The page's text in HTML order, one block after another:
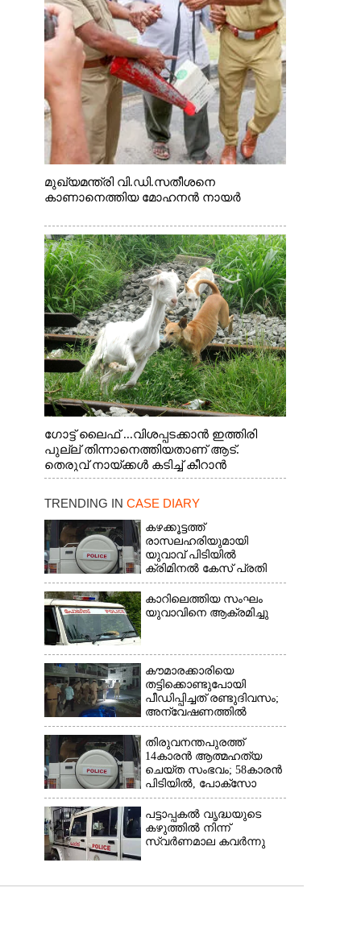
മുഖ്യമന്ത്രി വി.ഡി.സതീശനെ
കാണാനെത്തിയ മോഹനൻ നായർ
ഗോട്ട് ലൈഫ് ...വിശപ്പടക്കാൻ ഇത്തിരി
പുല്ല് തിന്നാനെത്തിയതാണ് ആട്.
തെരുവ് നായ്ക്കൾ കടിച്ച് കീറാൻ
വന്നതോടെ വയറിന്റെ ആന്തൽ മറന്ന്
വാത്തുരുത്തിയിൽ നിന്നുള്ള കാഴ്ച
TRENDING IN CASE DIARY
കഴക്കൂട്ടത്ത്
രാസലഹരിയുമായി
യുവാവ് പിടിയിൽ
ക്രിമിനൽ കേസ് പ്രതി
ഓടി രക്ഷപ്പെട്ടു
കാറിലെത്തിയ സംഘം
യുവാവിനെ ആക്രമിച്ചു
കൗമാരക്കാരിയെ
തട്ടിക്കൊണ്ടുപോയി
പീഡിപ്പിച്ചത് രണ്ടുദിവസം;
അന്വേഷണത്തിൽ
നിർണായകമായത്
ഓൺലൈൻ ഫുഡ്
ഡെലിവറി
തിരുവനന്തപുരത്ത്
14കാരൻ ആത്മഹത്യ
ചെയ്ത സംഭവം; 58കാരൻ
പിടിയിൽ, പോക്‌സോ
ചുമത്തി അറസ്റ്റ്
പട്ടാപ്പകൽ വൃദ്ധയുടെ
കഴുത്തിൽ നിന്ന്
സ്വർണമാല കവർന്നു